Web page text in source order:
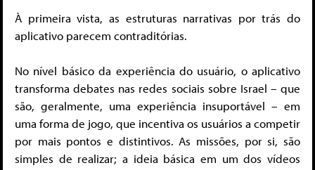
À primeira vista, as estruturas narrativas por trás do
aplicativo parecem contraditórias.
No nível básico da experiência do usuário, o aplicativo
transforma debates nas redes sociais sobre Israel – que
são, geralmente, uma experiência insuportável – em
uma forma de jogo, que incentiva os usuários a competir
por mais pontos e distintivos. As missões, por si, são
simples de realizar; a ideia básica em um dos vídeos